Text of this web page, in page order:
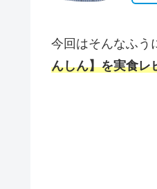
今回はそんなふう
んしん】を実食レ